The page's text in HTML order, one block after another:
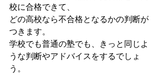
校に合格できて、
どの高校なら不合格となるかの判断が
つきます。
学校でも普通の塾でも、きっと同じよ
うな判断やアドバイスをするでしょ
う。